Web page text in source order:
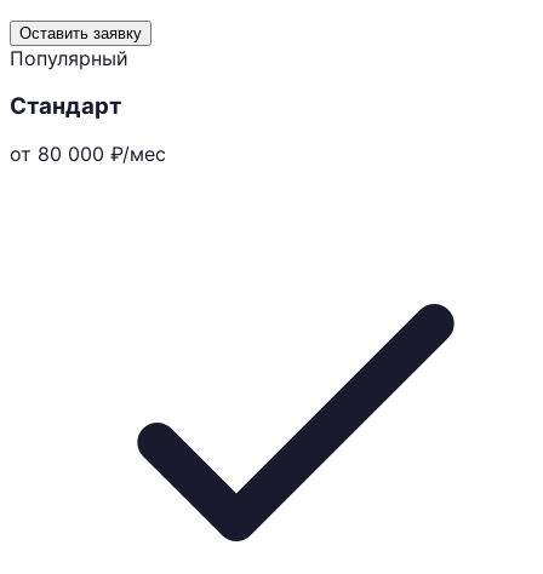
Оставить заявку
Популярный
Стандарт
от 80 000 ₽/мес